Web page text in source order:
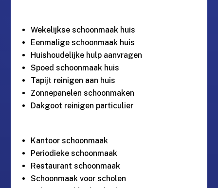
Wekelijkse schoonmaak huis
Eenmalige schoonmaak huis
Huishoudelijke hulp aanvragen
Spoed schoonmaak huis
Tapijt reinigen aan huis
Zonnepanelen schoonmaken
Dakgoot reinigen particulier
Kantoor schoonmaak
Periodieke schoonmaak
Restaurant schoonmaak
Schoonmaak voor scholen